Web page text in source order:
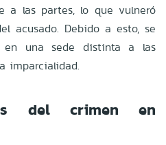
a las partes, lo que vulneró
acusado. Debido a esto, se
una sede distinta a las
imparcialidad.
del crimen en